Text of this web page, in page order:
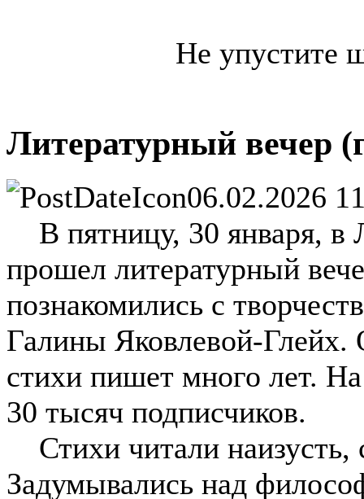
Не упустите
Литературный вечер
06.02.2026
В пятницу, 30 января,
прошел литературный
познакомились с
Галины Яковлевой-Глейх.
стихи пишет много лет.
30 тысяч подписчиков.
Стихи читали наизусть,
Задумывались над